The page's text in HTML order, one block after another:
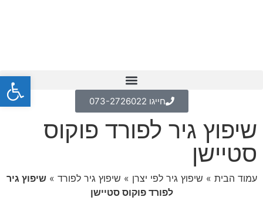
חייגו 073-2726022
שיפוץ גיר לפורד פוקוס
סטיישן
עמוד הבית » שיפוץ גיר לפי יצרן » שיפוץ גיר לפורד »שיפוץ גיר
לפורד פוקוס סטיישן